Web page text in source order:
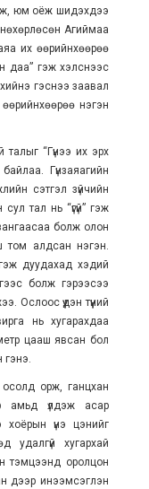
юм оёж шидэхдээ
Агиймаа
их өөрийнхөөрөө
даа” гэж хэлснээс
гэснээ заавал
нэгэн
талыг “Гүнээ их эрх
Гүнзаяагийн
сэтгэл зүйчийн
тал нь “үгүй” гэж
болж олон
алдсан нэгэн.
дуудахад хэдий
болж гэрээсээ
үүдэн түүний
нь хугарахдаа
цааш явсан бол
гэнэ.
осолд орж, ганцхан
амьд үлдэж асар
хоёрын үнэ цэнийг
удалгүй хугархай
тэмцээнд оролцон
дээр инээмсэглэн